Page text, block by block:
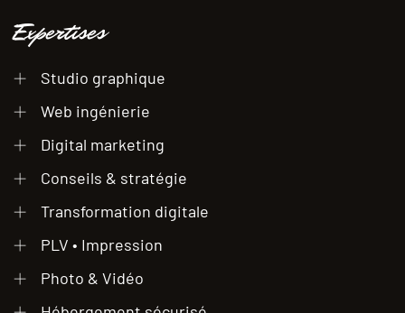
Expertises
Studio graphique
Web ingénierie
Digital marketing
Conseils & stratégie
Transformation digitale
PLV • Impression
Photo & Vidéo